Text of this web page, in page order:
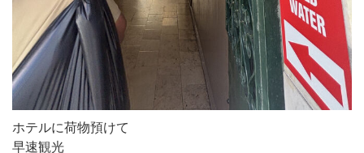
ホテルに荷物預けて
早速観光